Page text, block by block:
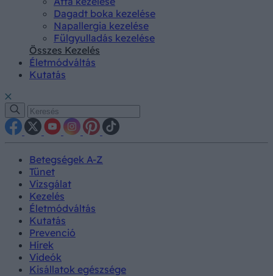
Dagadt boka kezelése
Napallergia kezelése
Fülgyulladás kezelése
Összes Kezelés
Életmódváltás
Kutatás
Betegségek A-Z
Tünet
Vizsgálat
Kezelés
Életmódváltás
Kutatás
Prevenció
Hírek
Videók
Kisállatok egészsége